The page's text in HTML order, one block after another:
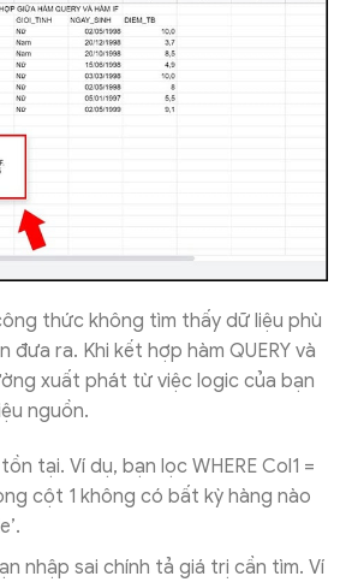
thức không tìm thấy dữ liệu phù
đưa ra. Khi kết hợp hàm QUERY và
xuất phát từ việc logic của bạn
nguồn.
tại. Ví dụ, bạn lọc WHERE Col1 =
cột 1 không có bất kỳ hàng nào
nhập sai chính tả giá trị cần tìm. Ví